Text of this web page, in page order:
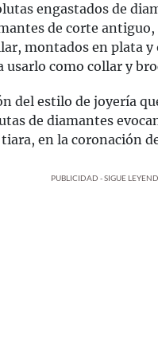
engastados de
de corte
montados en plata y
usarlo como collar y
del estilo de joyería
de diamantes
en la coronación
PUBLICIDAD - SIGUE